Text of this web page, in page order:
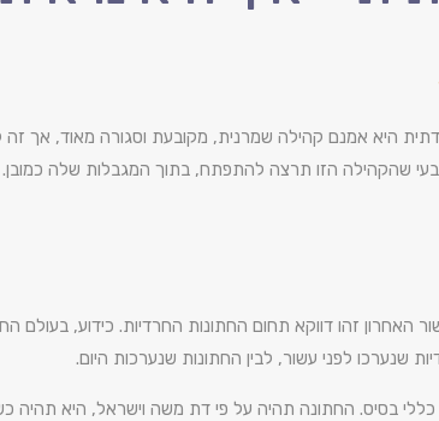
היא אמנם קהילה שמרנית, מקובעת וסגורה מאוד, אך
שהקהילה הזו תרצה להתפתח, בתוך המגבלות שלה כמובן.
האחרון זהו דווקא תחום החתונות החרדיות. כידוע,
שנערכו לפני עשור, לבין החתונות שנערכות היום.